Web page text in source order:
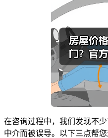
在咨询过程中，我们发现不
中介而被误导。以下三点帮您